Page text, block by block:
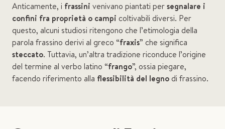
Anticamente, i frassini venivano piantati persegnalare i
confini fra proprietà o campi coltivabili diversi. Per
questo, alcuni studiosi ritengono che l’etimologia della
parola frassino derivi al greco “fraxis” che significa
steccato. Tuttavia, un’altra tradizione riconduce l’origine
del termine al verbo latino “frango”, ossia piegare,
facendo riferimento alla flessibilità del legno di frassino.